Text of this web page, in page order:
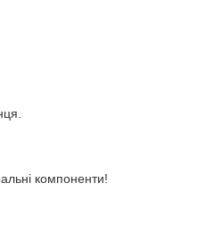
компоненти!